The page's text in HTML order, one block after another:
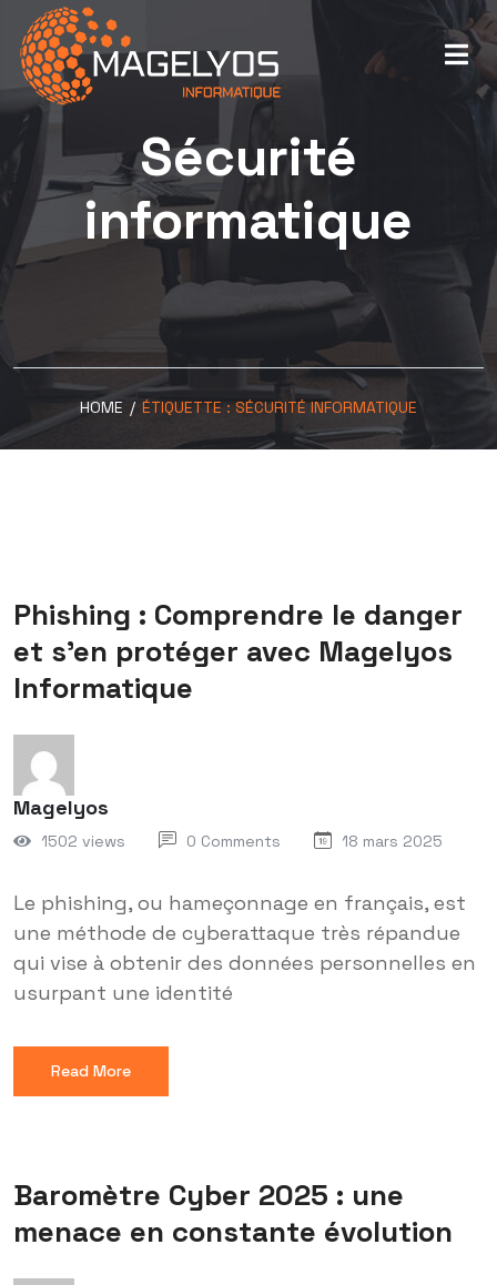
Sécurité
informatique
HOME / ÉTIQUETTE : SÉCURITÉ INFORMATIQUE
Phishing : Comprendre le danger
et s’en protéger avec Magelyos
Informatique
Magelyos
1502 views 0 Comments 18 mars 2025
Le phishing, ou hameçonnage en français, est
une méthode de cyberattaque très répandue
qui vise à obtenir des données personnelles en
usurpant une identité
Read More
Baromètre Cyber 2025 : une
menace en constante évolution